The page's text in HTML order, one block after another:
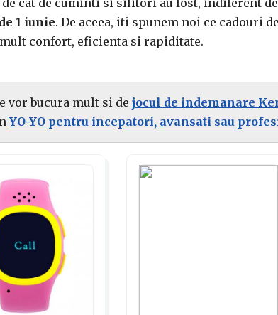
1 iunie. De aceea, iti spunem noi ce cadouri
confort, eficienta si rapiditate.
vor bucura mult si de jocul de indemanare
YO-YO pentru incepatori, avansati sau